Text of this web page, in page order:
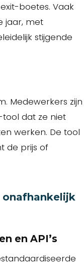
boetes. Vaak
jaar, met
stijgende
Medewerkers zijn
dat ze niet
werken. De tool
de prijs of
onafhankelijk
en API’s